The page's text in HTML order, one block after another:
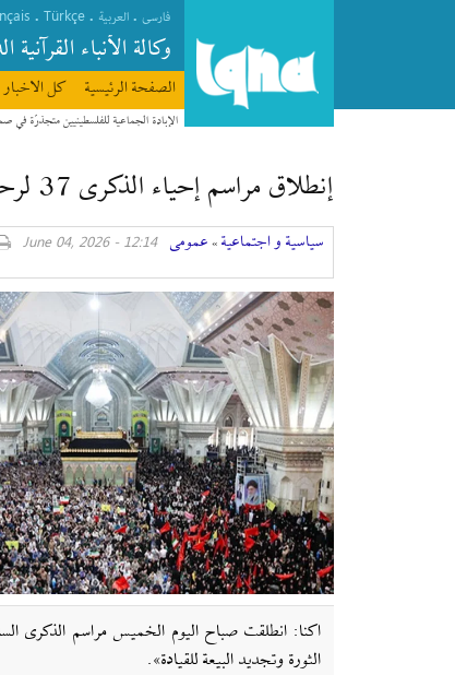
فارسی . العربیة .
Türkçe
.
وکالة الأنباء القرآنیة
الصفحة الرئیسیة كل الاخبار
إنطلاق مراسم إحياء الذكرى 37 لرحيل الإمام الخميني (رض)
سیاسیة و اجتماعیة » عمومی 12:14 - June 04, 2026
اکنا: انطلقت صباح اليوم الخميس مراسم الذكرى
الثورة وتجديد البيعة للقيادة».